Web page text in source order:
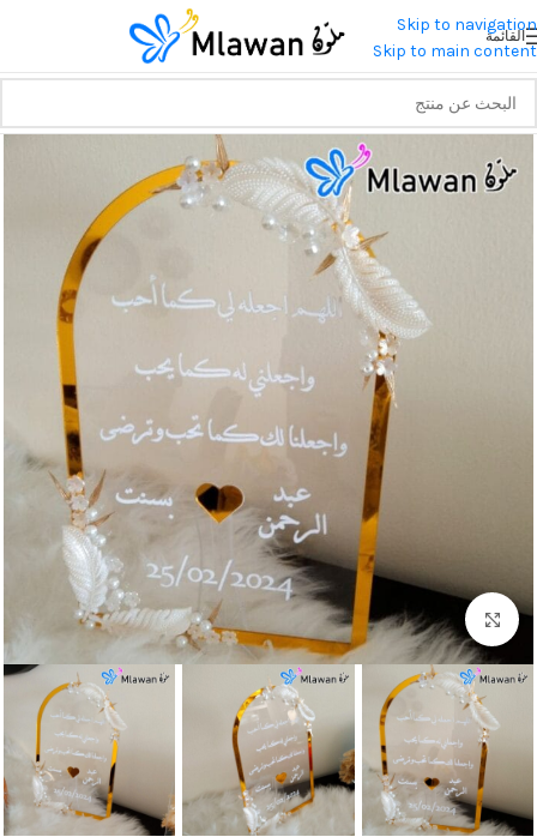
Skip to navigation
Skip to main content
القائمة
Click to enlarge